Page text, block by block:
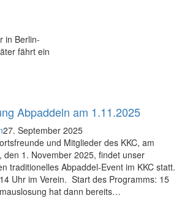
in Berlin-
fährt ein
Abpaddeln am 1.11.2025
27. September 2025
und Mitglieder des KKC, am
den 1. November 2025, findet unser
traditionelles Abpaddel-Event im KKC statt.
Uhr im Verein. Start des Programms: 15
hat dann bereits…